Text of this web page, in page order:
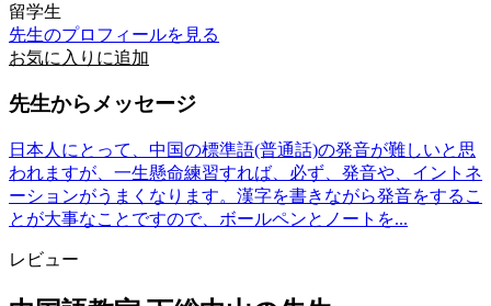
留学生
先生のプロフィールを見る
お気に入りに追加
先生からメッセージ
日本人にとって、中国の標準語(普通話)の発音が難しいと思
われますが、一生懸命練習すれば、必ず、発音や、イントネ
ーションがうまくなります。漢字を書きながら発音をするこ
とが大事なことですので、ボールペンとノートを...
レビュー